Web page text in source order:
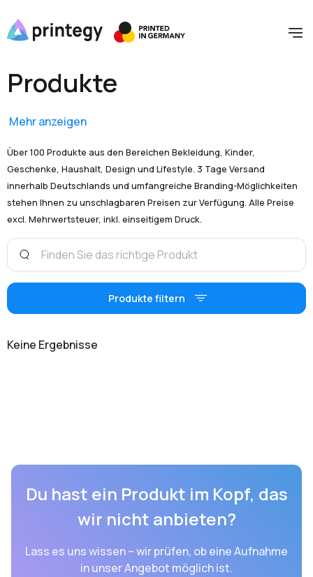
Produkte
Mehr anzeigen
Über 100 Produkte aus den Bereichen Bekleidung, Kinder,
Geschenke, Haushalt, Design und Lifestyle. 3 Tage Versand
innerhalb Deutschlands und umfangreiche Branding-Möglichkeiten
stehen Ihnen zu unschlagbaren Preisen zur Verfügung. Alle Preise
excl. Mehrwertsteuer, inkl. einseitigem Druck.
Produkte filtern
Keine Ergebnisse
Du hast ein Produkt im Kopf, das
wir nicht anbieten?
Lass es uns wissen – wir prüfen, ob eine Aufnahme
in unser Angebot möglich ist.